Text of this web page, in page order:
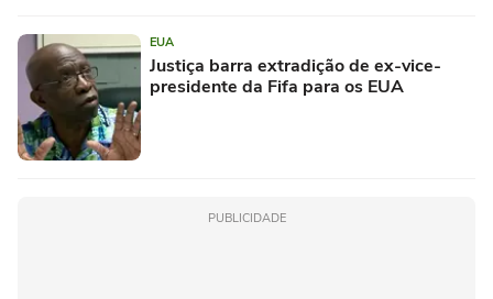
EUA
Justiça barra extradição de ex-vice-
presidente da Fifa para os EUA
PUBLICIDADE